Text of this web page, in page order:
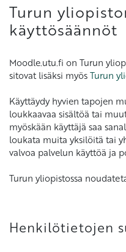
Turun
käyttösäännöt
Moodle.utu.fi on Turun
sitovat lisäksi myösTurun
Käyttäydy hyvien tapojen
loukkaavaa sisältöä tai
myöskään käyttäjä saa
loukata muita yksilöitä tai
valvoa palvelun käyttöä ja
Turun yliopistossa
Henkilötietojen